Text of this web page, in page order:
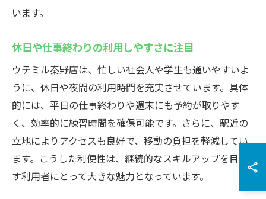
います。
休日や仕事終わりの利用しやすさに注目
ウテミル秦野店は、忙しい社会人や学生も通いやすいよ
うに、休日や夜間の利用時間を充実させています。具体
的には、平日の仕事終わりや週末にも予約が取りやす
く、効率的に練習時間を確保可能です。さらに、駅近の
立地によりアクセスも良好で、移動の負担を軽減してい
ます。こうした利便性は、継続的なスキルアップを目指
す利用者にとって大きな魅力となっています。